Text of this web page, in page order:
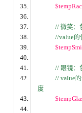
// 微笑：
//value的
// 眼镜：
// value
度